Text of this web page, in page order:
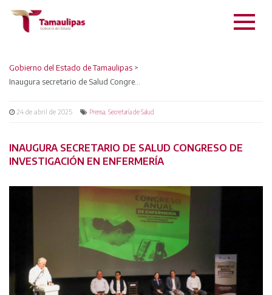
Gobierno del Estado de Tamaulipas >
24 de abril de 2025 Prensa Secretaría de Salud
INAUGURA SECRETARIO DE SALUD CONGRESO DE
INVESTIGACIÓN EN ENFERMERÍA